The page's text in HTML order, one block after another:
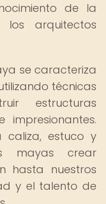
de la
los arquitectos
se caracteriza
técnicas
estructuras
impresionantes.
caliza, estuco y
mayas crear
hasta nuestros
y el talento de